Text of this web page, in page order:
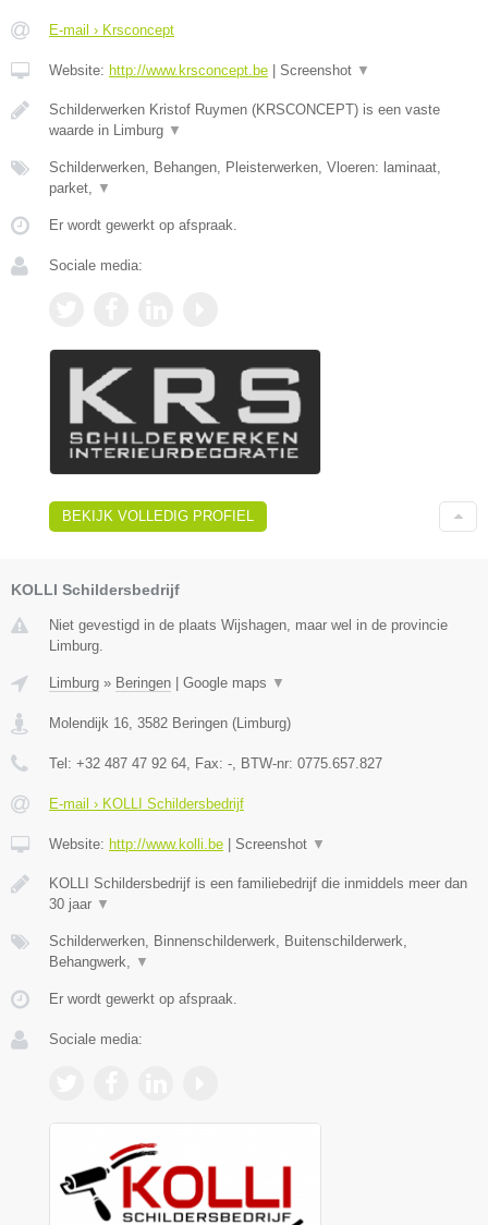
E-mail › Krsconcept
Website: http://www.krsconcept.be Screenshot ▼
Schilderwerken Kristof Ruymen (KRSCONCEPT) is een vaste
waarde in Limburg ▼
Schilderwerken, Behangen, Pleisterwerken, Vloeren: laminaat,
parket, ▼
Er wordt gewerkt op afspraak.
Sociale media:
BEKIJK VOLLEDIG PROFIEL
KOLLI Schildersbedrijf
Niet gevestigd in de plaats Wijshagen, maar wel in de provincie
Limburg.
Limburg » Beringen Google maps ▼
Molendijk 16, 3582 Beringen (Limburg)
Tel: +32 487 47 92 64, Fax: -, BTW-nr: 0775.657.827
E-mail › KOLLI Schildersbedrijf
Website: http://www.kolli.be Screenshot ▼
KOLLI Schildersbedrijf is een familiebedrijf die inmiddels meer dan
30 jaar ▼
Schilderwerken, Binnenschilderwerk, Buitenschilderwerk,
Behangwerk, ▼
Er wordt gewerkt op afspraak.
Sociale media: